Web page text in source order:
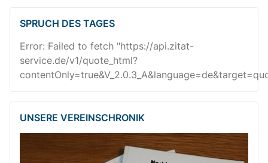
SPRUCH DES TAGES
Error: Failed to fetch "https://api.zitat-
service.de/v1/quote_html?
UNSERE VEREINSCHRONIK